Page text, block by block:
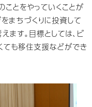
ことをやっていくことが
まちづくりに投資して
ます。目標としては、ビ
ても移住⽀援などができ